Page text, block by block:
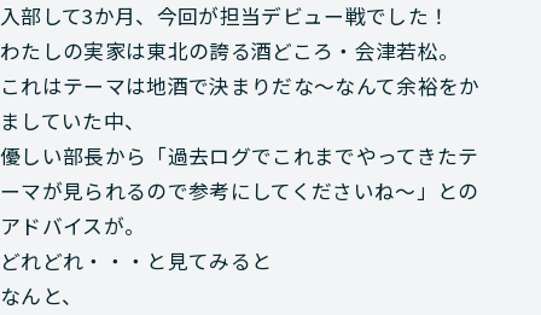
入部して3か月、 今回が担当デビュー戦でした！
わたしの実家は東北の誇る酒どころ・会津若松。
これはテーマは地酒で決まりだな～なんて余裕をか
ましていた中、
優しい部長から「過去ログでこれまでやってきたテ
ーマが見られるので参考にしてくださいね～」との
アドバイスが。
どれどれ・・・と見てみると
なんと、